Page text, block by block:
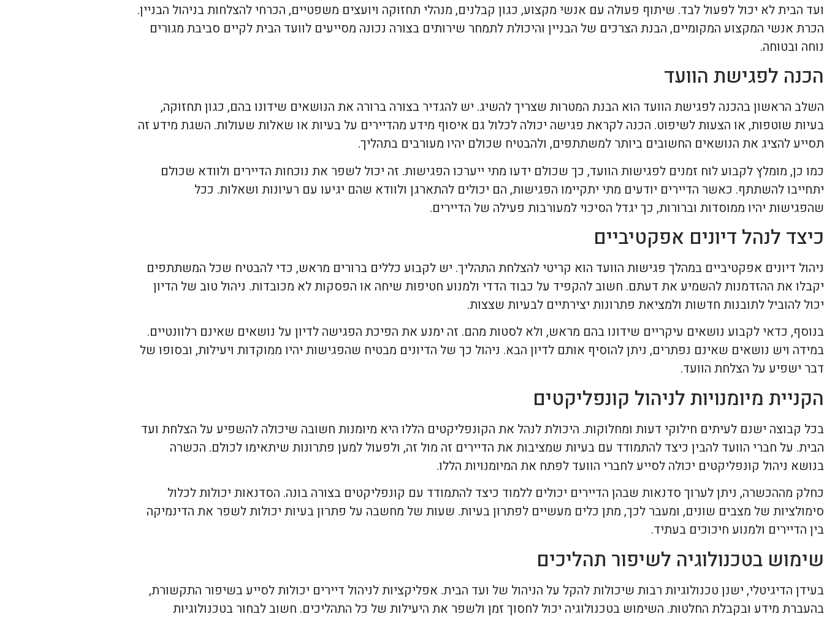
ועד הבית לא יכול לפעול לבד. שיתוף פעולה עם אנשי מקצוע, כגון קבלנים, מנהלי תחזוקה ויועצים משפטיים, הכרחי להצלחות בניהול הבניין.
הכרת אנשי המקצוע המקומיים, הבנת הצרכים של הבניין והיכולת לתמחר שירותים בצורה נכונה מסייעים לוועד הבית לקיים סביבת מגורים
נוחה ובטוחה.
הכנה לפגישת הוועד
השלב הראשון בהכנה לפגישת הוועד הוא הבנת המטרות שצריך להשיג. יש להגדיר בצורה ברורה את הנושאים שידונו בהם, כגון תחזוקה,
בעיות שוטפות, או הצעות לשיפוט. הכנה לקראת פגישה יכולה לכלול גם איסוף מידע מהדיירים על בעיות או שאלות שעולות. השגת מידע זה
תסייע להציג את הנושאים החשובים ביותר למשתתפים, ולהבטיח שכולם יהיו מעורבים בתהליך.
כמו כן, מומלץ לקבוע לוח זמנים לפגישות הוועד, כך שכולם ידעו מתי ייערכו הפגישות. זה יכול לשפר את נוכחות הדיירים ולוודא שכולם
יתחייבו להשתתף. כאשר הדיירים יודעים מתי יתקיימו הפגישות, הם יכולים להתארגן ולוודא שהם יגיעו עם רעיונות ושאלות. ככל
שהפגישות יהיו ממוסדות וברורות, כך יגדל הסיכוי למעורבות פעילה של הדיירים.
כיצד לנהל דיונים אפקטיביים
ניהול דיונים אפקטיביים במהלך פגישות הוועד הוא קריטי להצלחת התהליך. יש לקבוע כללים ברורים מראש, כדי להבטיח שכל המשתתפים
יקבלו את ההזדמנות להשמיע את דעתם. חשוב להקפיד על כבוד הדדי ולמנוע חטיפות שיחה או הפסקות לא מכובדות. ניהול טוב של הדיון
יכול להוביל לתובנות חדשות ולמציאת פתרונות יצירתיים לבעיות שצצות.
בנוסף, כדאי לקבוע נושאים עיקריים שידונו בהם מראש, ולא לסטות מהם. זה ימנע את הפיכת הפגישה לדיון על נושאים שאינם רלוונטיים.
במידה ויש נושאים שאינם נפתרים, ניתן להוסיף אותם לדיון הבא. ניהול כך של הדיונים מבטיח שהפגישות יהיו ממוקדות ויעילות, ובסופו של
דבר ישפיע על הצלחת הוועד.
הקניית מיומנויות לניהול קונפליקטים
בכל קבוצה ישנם לעיתים חילוקי דעות ומחלוקות. היכולת לנהל את הקונפליקטים הללו היא מיומנות חשובה שיכולה להשפיע על הצלחת ועד
הבית. על חברי הוועד להבין כיצד להתמודד עם בעיות שמציבות את הדיירים זה מול זה, ולפעול למען פתרונות שיתאימו לכולם. הכשרה
בנושא ניהול קונפליקטים יכולה לסייע לחברי הוועד לפתח את המיומנויות הללו.
כחלק מההכשרה, ניתן לערוך סדנאות שבהן הדיירים יכולים ללמוד כיצד להתמודד עם קונפליקטים בצורה בונה. הסדנאות יכולות לכלול
סימולציות של מצבים שונים, ומעבר לכך, מתן כלים מעשיים לפתרון בעיות. שעות של מחשבה על פתרון בעיות יכולות לשפר את הדינמיקה
בין הדיירים ולמנוע חיכוכים בעתיד.
שימוש בטכנולוגיה לשיפור תהליכים
בעידן הדיגיטלי, ישנן טכנולוגיות רבות שיכולות להקל על הניהול של ועד הבית. אפליקציות לניהול דיירים יכולות לסייע בשיפור התקשורת,
בהעברת מידע ובקבלת החלטות. השימוש בטכנולוגיה יכול לחסוך זמן ולשפר את היעילות של כל התהליכים. חשוב לבחור בטכנולוגיות